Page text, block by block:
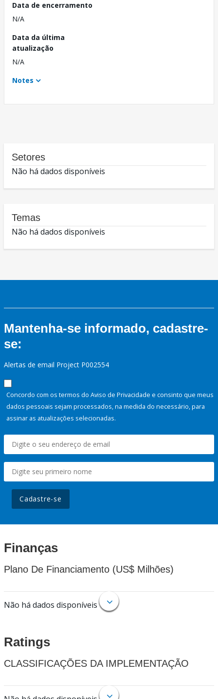
Data de encerramento
N/A
Data da última
atualização
N/A
Notes
Setores
Não há dados disponíveis
Temas
Não há dados disponíveis
Mantenha-se informado, cadastre-
se:
Alertas de email Project P002554
Concordo com os termos do Aviso de Privacidade e consinto que meus
dados pessoais sejam processados, na medida do necessário, para
assinar as atualizações selecionadas.
Cadastre-se
Finanças
Plano De Financiamento (US$ Milhões)
Não há dados disponíveis
Ratings
CLASSIFICAÇÕES DA IMPLEMENTAÇÃO